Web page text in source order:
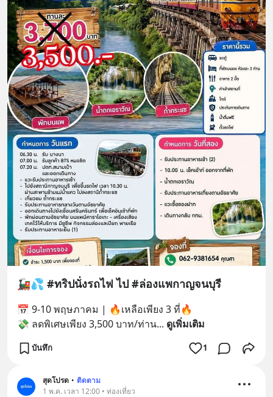
🚂💦 #ทริปนั่งรถไฟ ไป #ล่องแพกาญจนบุรี
📅 9-10 พฤษภาคม | 🔥เหลือเพียง 3 ที่🔥
💸 ลดพิเศษเพียง 3,500 บาท/ท่าน... ดูเพิ่มเติม
บันทึก 1
สุดโปรด • ติดตาม
1 พ.ค. เวลา 12:00 • ท่องเที่ยว